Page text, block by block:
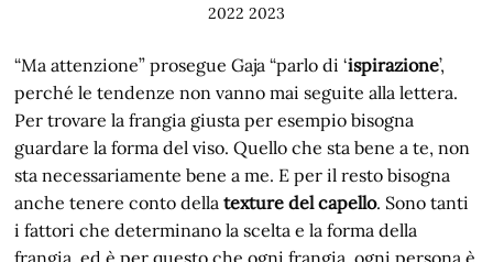
2022 2023
“Ma attenzione” prosegue Gaja “parlo di ‘ispirazione’,
perché le tendenze non vanno mai seguite alla lettera.
Per trovare la frangia giusta per esempio bisogna
guardare la forma del viso. Quello che sta bene a te, non
sta necessariamente bene a me. E per il resto bisogna
anche tenere conto dellatexture del capello. Sono tanti
i fattori che determinano la scelta e la forma della
frangia, ed è per questo che ogni frangia, ogni persona è